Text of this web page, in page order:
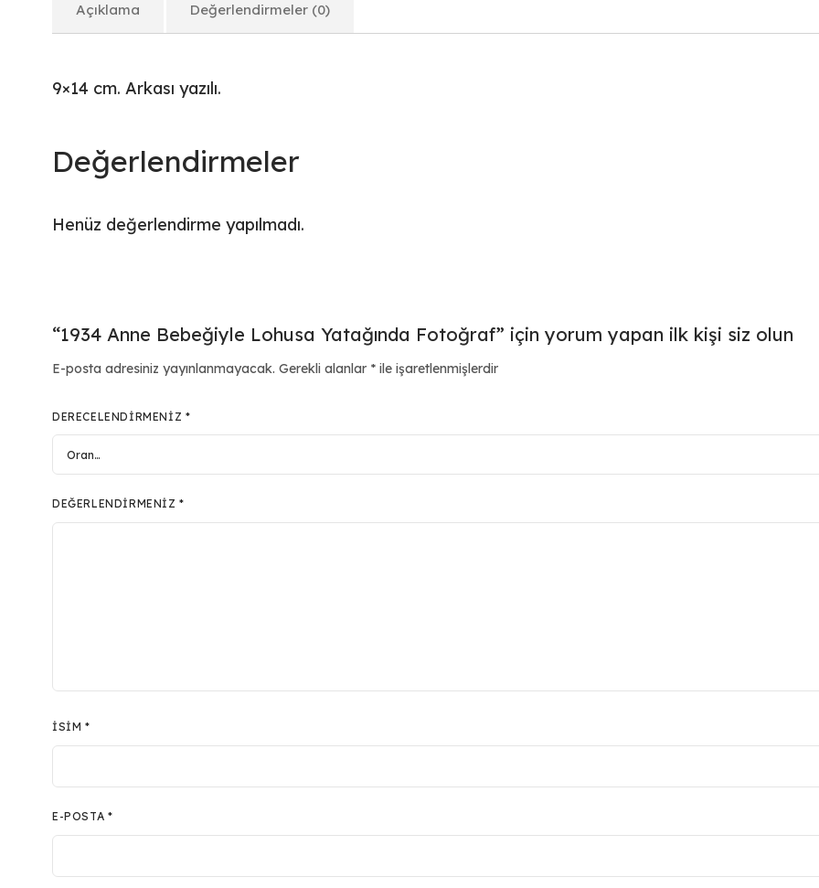
Açıklama Değerlendirmeler (0)
9×14 cm. Arkası yazılı.
Değerlendirmeler
Henüz değerlendirme yapılmadı.
“1934 Anne Bebeğiyle Lohusa Yatağında Fotoğraf” için yorum yapan ilk kişi siz olun
E-posta adresiniz yayınlanmayacak. Gerekli alanlar * ile işaretlenmişlerdir
DERECELENDIRMENIZ *
DEĞERLENDIRMENIZ*
İSIM*
E-POSTA *